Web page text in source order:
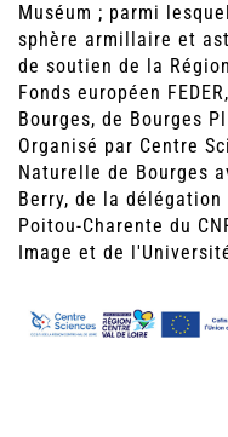
Muséum ; parmi
sphère armillaire et
de soutien de la
Fonds européen
Bourges, de Bourges
Organisé par Centre
Naturelle de Bourges
Berry, de la
Poitou-Charente du
Image et de